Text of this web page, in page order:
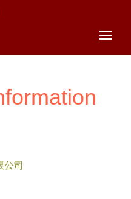
公司